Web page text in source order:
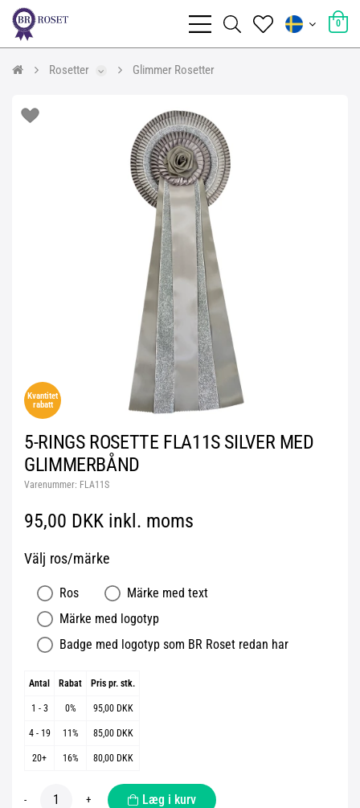
0
Rosetter Glimmer Rosetter
Kvantitet
rabatt
5-RINGS ROSETTE FLA11S SILVER MED
GLIMMERBÅND
Varenummer: FLA11S
95,00 DKK inkl. moms
Välj ros/märke
Ros
Märke med text
Märke med logotyp
Badge med logotyp som BR Roset redan har
Antal Rabat Pris pr. stk.
1 - 3 0% 95,00 DKK
4 - 19 11% 85,00 DKK
20+ 16% 80,00 DKK
- + Læg i kurv